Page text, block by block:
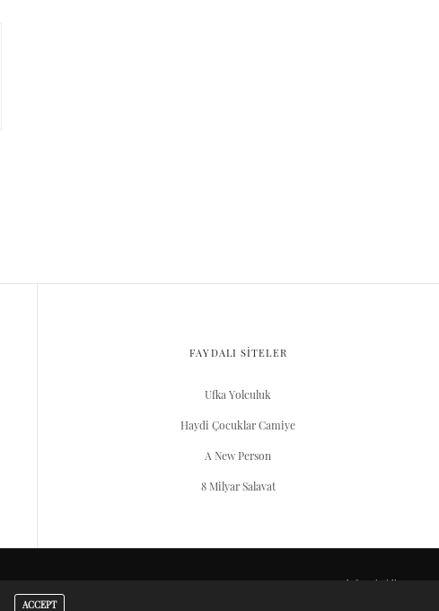
FAYDALI SİTELER
Ufka Yolculuk
Haydi Çocuklar Camiye
A New Person
8 Milyar Salavat
Server Yaşam Vakıfı projesidir.
ACCEPT